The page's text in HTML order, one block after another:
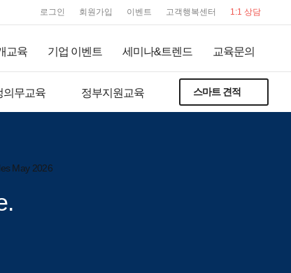
로그인 회원가입 이벤트 고객행복센터 1:1 상담
교육 기업 이벤트 세미나&트렌드 교육문의
의무교육 정부지원교육 스마트 견적